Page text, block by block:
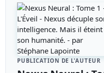
PUBLICATION DE L'AUTEUR